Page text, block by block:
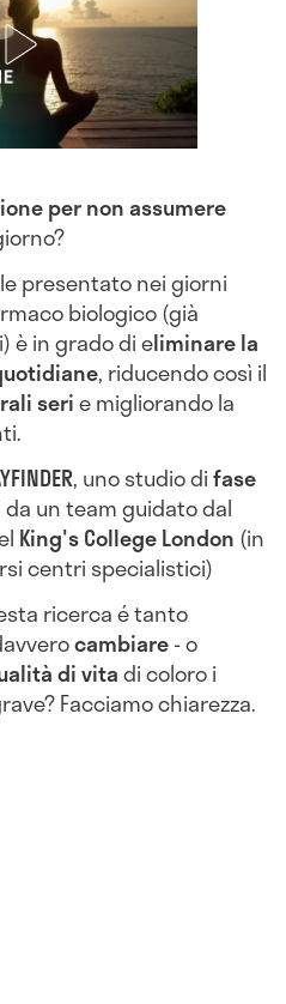
per non assumere
presentato nei giorni
biologico (già
è in grado di eliminare la
, riducendo così il
serie migliorando la
, uno studio difase
un team guidato dal
King's College London (in
centri specialistici)
ricerca é tanto
cambiare- o
di vitadi coloro i
Facciamo chiarezza.